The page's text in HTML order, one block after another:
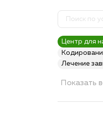
Центр для
Лечение
Показать